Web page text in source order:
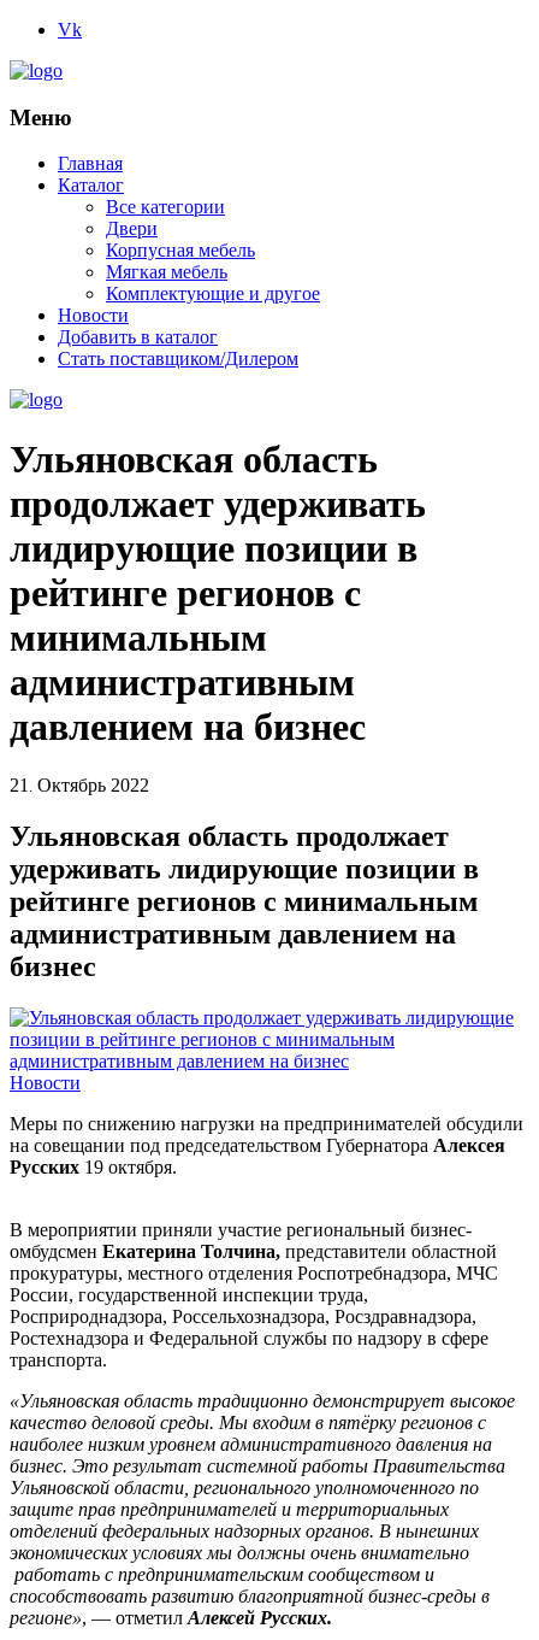
Vk
Меню
Главная
Каталог
Все категории
Двери
Корпусная мебель
Мягкая мебель
Комплектующие и другое
Новости
Добавить в каталог
Стать поставщиком/Дилером
Ульяновская область
продолжает удерживать
лидирующие позиции в
рейтинге регионов с
минимальным
административным
давлением на бизнес
21 . Октябрь 2022
Ульяновская область продолжает
удерживать лидирующие позиции в
рейтинге регионов с минимальным
административным давлением на
бизнес
Новости
Меры по снижению нагрузки на предпринимателей обсудили
на совещании под председательством Губернатора Алексея
Русских 19 октября.
В мероприятии приняли участие региональный бизнес-
омбудсмен Екатерина Толчина, представители областной
прокуратуры, местного отделения Роспотребнадзора, МЧС
России, государственной инспекции труда,
Росприроднадзора, Россельхознадзора, Росздравнадзора,
Ростехнадзора и Федеральной службы по надзору в сфере
транспорта.
«Ульяновская область традиционно демонстрирует высокое
качество деловой среды. Мы входим в пятёрку регионов с
наиболее низким уровнем административного давления на
бизнес. Это результат системной работы Правительства
Ульяновской области, регионального уполномоченного по
защите прав предпринимателей и территориальных
отделений федеральных надзорных органов. В нынешних
экономических условиях мы должны очень внимательно
работать с предпринимательским сообществом и
способствовать развитию благоприятной бизнес-среды в
регионе», — отметил Алексей Русских.